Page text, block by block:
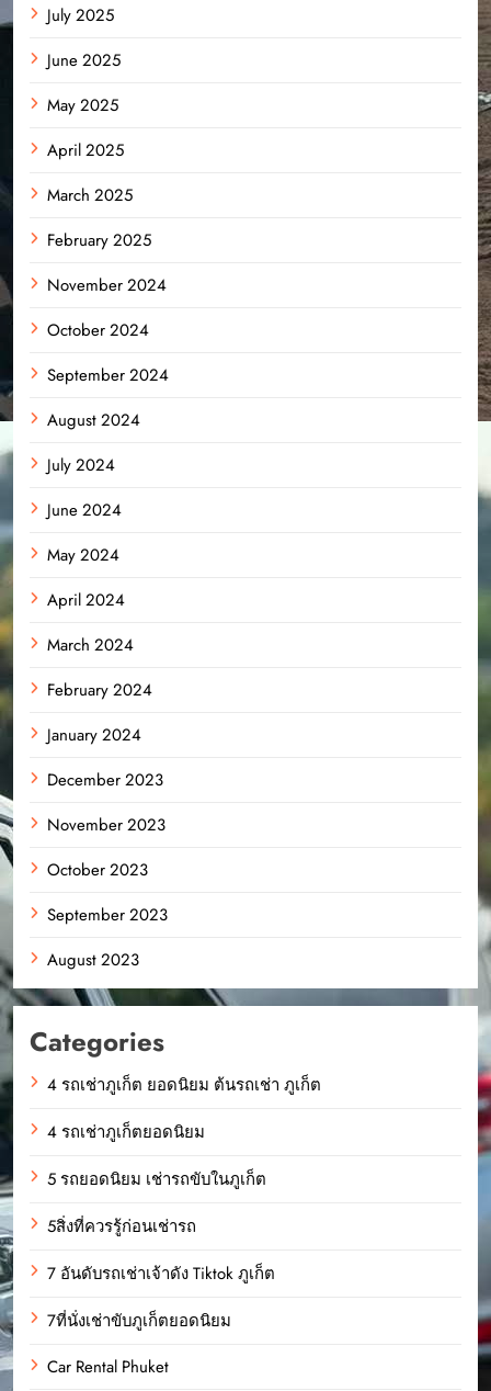
July 2025
June 2025
May 2025
April 2025
March 2025
February 2025
November 2024
October 2024
September 2024
August 2024
July 2024
June 2024
May 2024
April 2024
March 2024
February 2024
January 2024
December 2023
November 2023
October 2023
September 2023
August 2023
Categories
4 รถเช่าภูเก็ต ยอดนิยม ต้นรถเช่า ภูเก็ต
4 รถเช่าภูเก็ตยอดนิยม
5 รถยอดนิยม เช่ารถขับในภูเก็ต
5สิ่งที่ควรรู้ก่อนเช่ารถ
7 อันดับรถเช่าเจ้าดัง Tiktok ภูเก็ต
7ที่นั่งเช่าขับภูเก็ตยอดนิยม
Car Rental Phuket